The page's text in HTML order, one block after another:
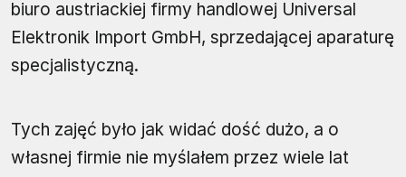
biuro austriackiej firmy handlowej Universal
Elektronik Import GmbH, sprzedającej aparaturę
specjalistyczną.
Tych zajęć było jak widać dość dużo, a o
własnej firmie nie myślałem przez wiele lat